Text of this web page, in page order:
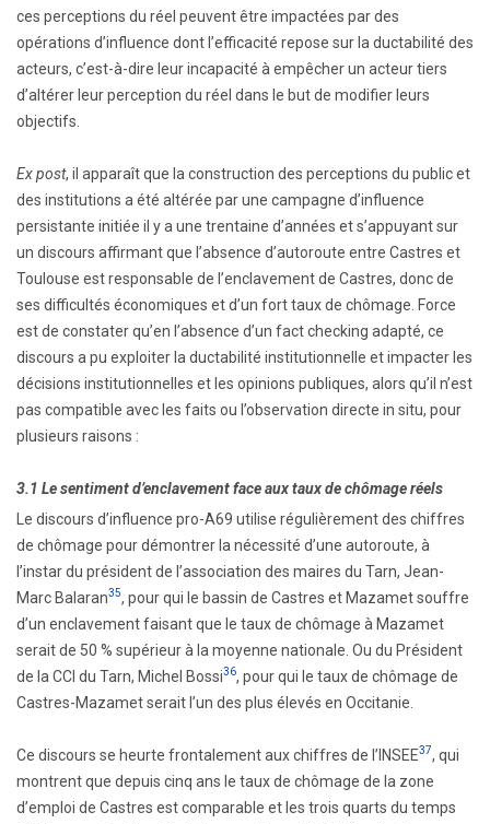
ces perceptions du réel peuvent être impactées par des
opérations d’influence dont l’efficacité repose sur la ductabilité des
acteurs, c’est-à-dire leur incapacité à empêcher un acteur tiers
d’altérer leur perception du réel dans le but de modifier leurs
objectifs.
Ex post, il apparaît que la construction des perceptions du public et
des institutions a été altérée par une campagne d’influence
persistante initiée il y a une trentaine d’années et s’appuyant sur
un discours affirmant que l’absence d’autoroute entre Castres et
Toulouse est responsable de l’enclavement de Castres, donc de
ses difficultés économiques et d’un fort taux de chômage. Force
est de constater qu’en l’absence d’un fact checking adapté, ce
discours a pu exploiter la ductabilité institutionnelle et impacter les
décisions institutionnelles et les opinions publiques, alors qu’il n’est
pas compatible avec les faits ou l’observation directe in situ, pour
plusieurs raisons :
3.1 Le sentiment d’enclavement face aux taux de chômage réels
Le discours d’influence pro-A69 utilise régulièrement des chiffres
de chômage pour démontrer la nécessité d’une autoroute, à
l’instar du président de l’association des maires du Tarn, Jean-
Marc Balaran35, pour qui le bassin de Castres et Mazamet souffre
d’un enclavement faisant que le taux de chômage à Mazamet
serait de 50 % supérieur à la moyenne nationale. Ou du Président
de la CCI du Tarn, Michel Bossi36, pour qui le taux de chômage de
Castres-Mazamet serait l’un des plus élevés en Occitanie.
Ce discours se heurte frontalement aux chiffres de l’INSEE37, qui
montrent que depuis cinq ans le taux de chômage de la zone
d’emploi de Castres est comparable et les trois quarts du temps